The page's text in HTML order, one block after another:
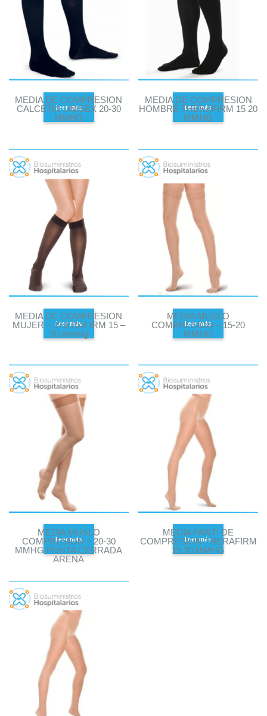
MEDIA DE COMPRESION
CALCETIN UNISEX 20-30
MMHG
Leer más
MEDIA DE COMPRESION
HOMBRE THERAFIRM 15 20
MMHG
Leer más
MEDIA DE COMPRESION
MUJER – THERAFIRM 15 –
20 mmHg
Leer más
MEDIA MUSLO
COMPRESION – 15-20
MMHG
Leer más
MEDIA MUSLO
COMPRESION – 20-30
MMHG PUNTA CERRADA
ARENA
Leer más
MEDIA PANTI DE
COMPRESION THERAFIRM
15 20 MMHG
Leer más